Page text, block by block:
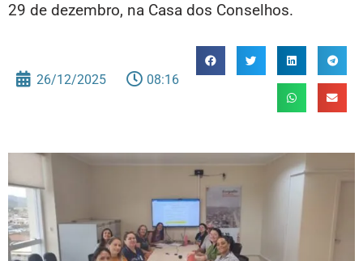
29 de dezembro, na Casa dos Conselhos.
26/12/2025 08:16